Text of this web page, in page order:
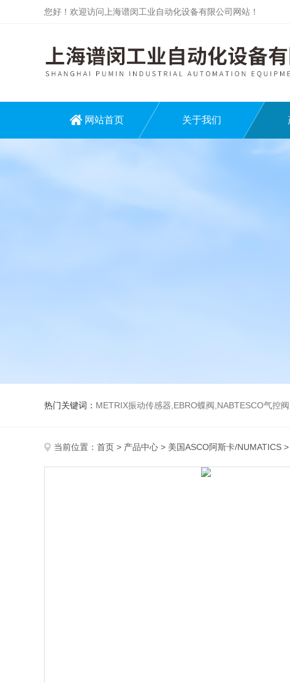
您好！欢迎访问上海谱闵工业自动化设备有限公司网站！
网站首页 关于我们
热门关键词： METRIX振动传感器,EBRO蝶阀,NABTESCO气控
当前位置： 首页 > 产品中心 > 美国ASCO阿斯卡/NUMATICS >